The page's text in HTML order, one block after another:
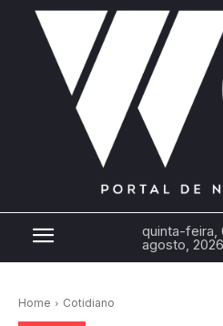
quinta-feira,
agosto, 2026
Home Cotidiano